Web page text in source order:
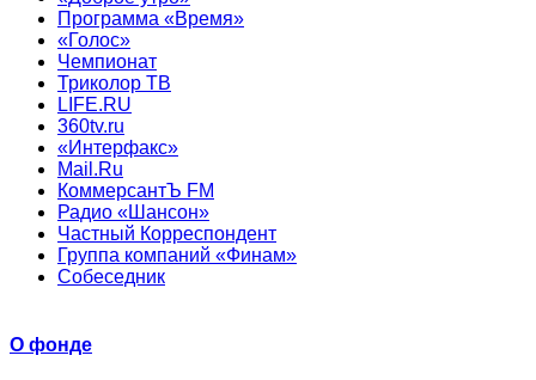
Программа «Время»
«Голос»
Чемпионат
Триколор ТВ
LIFE.RU
360tv.ru
«Интерфакс»
Mail.Ru
КоммерсантЪ FM
Радио «Шансон»
Частный Корреспондент
Группа компаний «Финам»
Собеседник
О фонде